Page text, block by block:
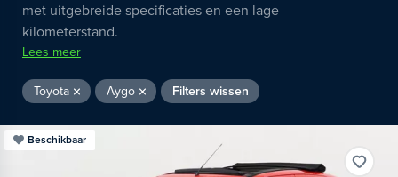
met uitgebreide specificaties en een lage
kilometerstand.
Lees meer
Toyota Aygo Filters wissen
Beschikbaar